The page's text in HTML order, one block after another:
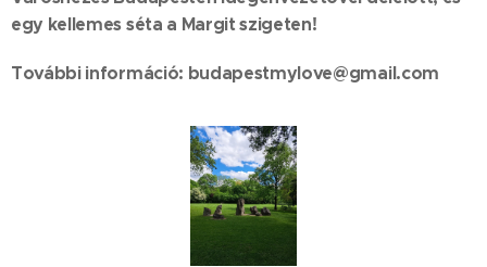
egy kellemes séta a Margit szigeten!
További információ: budapestmylove@gmail.com